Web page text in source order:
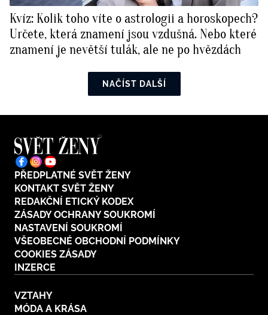
Kvíz: Kolik toho víte o astrologii a horoskopech?
Určete, která znamení jsou vzdušná. Nebo které
znamení je nevětší tulák, ale ne po hvězdách
NAČÍST DALŠÍ
PŘEDPLATNÉ SVĚT ŽENY
KONTAKT SVĚT ŽENY
REDAKČNÍ ETICKÝ KODEX
ZÁSADY OCHRANY SOUKROMÍ
NASTAVENÍ SOUKROMÍ
VŠEOBECNÉ OBCHODNÍ PODMÍNKY
COOKIES ZÁSADY
INZERCE
VZTAHY
MÓDA A KRÁSA